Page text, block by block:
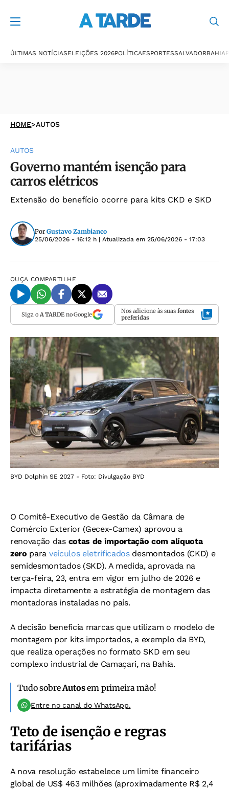
ÚLTIMAS NOTÍCIASELEIÇÕES 2026POLÍTICAESPORTESSALVADORBAHIA
HOME>AUTOS
AUTOS
Governo mantém isenção para
carros elétricos
Extensão do benefício ocorre para kits CKD e SKD
Por Gustavo Zambianco
25/06/2026 - 16:12 h | Atualizada em 25/06/2026 - 17:03
OUÇA COMPARTILHE
Siga o A TARDEno Google Nos adicione às suas fontes
preferidas
BYD Dolphin SE 2027 - Foto: Divulgação BYD
O Comitê-Executivo de Gestão da Câmara de
Comércio Exterior (Gecex-Camex) aprovou a
renovação das cotas de importação com alíquota
zero para veículos eletrificados desmontados (CKD) e
semidesmontados (SKD). A medida, aprovada na
terça-feira, 23, entra em vigor em julho de 2026 e
impacta diretamente a estratégia de montagem das
montadoras instaladas no país.
A decisão beneficia marcas que utilizam o modelo de
montagem por kits importados, a exemplo da BYD,
que realiza operações no formato SKD em seu
complexo industrial de Camaçari, na Bahia.
Tudo sobreAutosem primeira mão!
Entre no canal do WhatsApp.
Teto de isenção e regras
tarifárias
A nova resolução estabelece um limite financeiro
global de US$ 463 milhões (aproximadamente R$ 2,4